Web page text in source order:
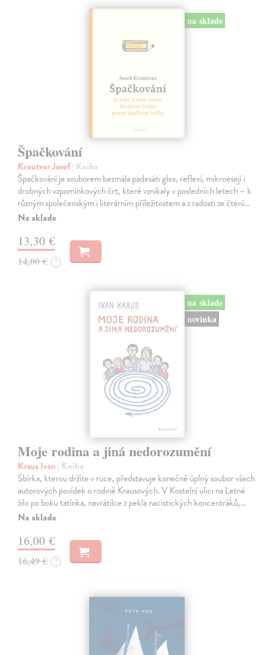
na sklade
Špačkování
Kroutvor Josef| Kniha
Špačkování je souborem bezmála padesáti glos, reflexí, mikroesejí i
drobných vzpomínkových črt, které vznikaly v posledních letech – k
různým společenským i literárním příležitostem a z radosti ze čtení…
Na sklade
13,30 €
14,00 € ?
na sklade
novinka
Moje rodina a jiná nedorozumění
Kraus Ivan | Kniha
Sbírka, kterou držíte v ruce, představuje konečně úplný soubor všech
autorových povídek o rodině Krausových. V Kostelní ulici na Letné
žilo po boku tatínka, navrátilce z pekla nacistických koncentráků,…
Na sklade
16,00 €
16,49 € ?